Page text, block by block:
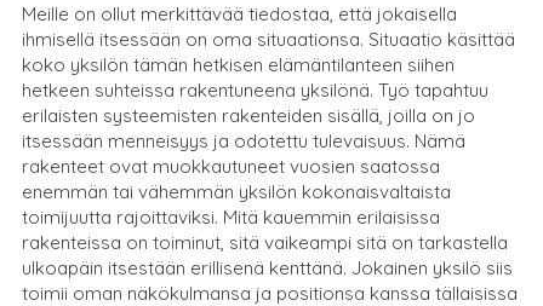
Meille on ollut merkittävää tiedostaa, että jokaisella
ihmisellä itsessään on oma situaationsa. Situaatio käsittää
koko yksilön tämän hetkisen elämäntilanteen siihen
hetkeen suhteissa rakentuneena yksilönä. Työ tapahtuu
erilaisten systeemisten rakenteiden sisällä, joilla on jo
itsessään menneisyys ja odotettu tulevaisuus. Nämä
rakenteet ovat muokkautuneet vuosien saatossa
enemmän tai vähemmän yksilön kokonaisvaltaista
toimijuutta rajoittaviksi. Mitä kauemmin erilaisissa
rakenteissa on toiminut, sitä vaikeampi sitä on tarkastella
ulkoapäin itsestään erillisenä kenttänä. Jokainen yksilö siis
toimii oman näkökulmansa ja positionsa kanssa tällaisissa